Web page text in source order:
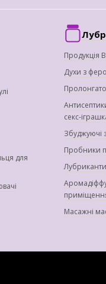
для
Продукція
Духи з
секс-
Збуджуючі
Пробники
Лубриканти
Масажні